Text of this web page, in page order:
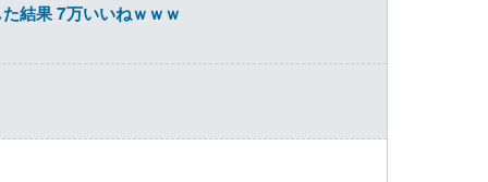
結果 7万いいねｗｗｗ